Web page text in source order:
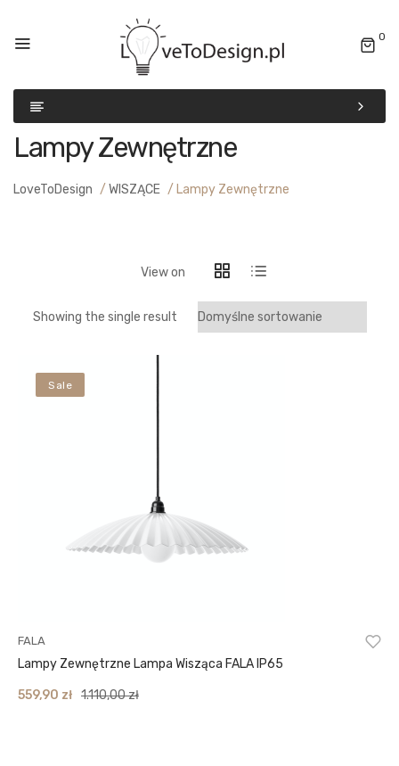
0
Lampy Zewnętrzne
LoveToDesign / WISZĄCE / Lampy Zewnętrzne
View on
Showing the single result
Sale
FALA
Lampy Zewnętrzne Lampa Wisząca FALA IP65
1.110,00zł
Original
559,90 złCurrent